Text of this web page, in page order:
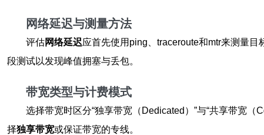
网络延迟与测量方法
评估网络延迟应首先使用ping、traceroute和mtr来测量
段测试以发现峰值拥塞与丢包。
带宽类型与计费模式
选择带宽时区分“独享带宽（Dedicated）”与“共享带宽
择独享带宽或保证带宽的专线。